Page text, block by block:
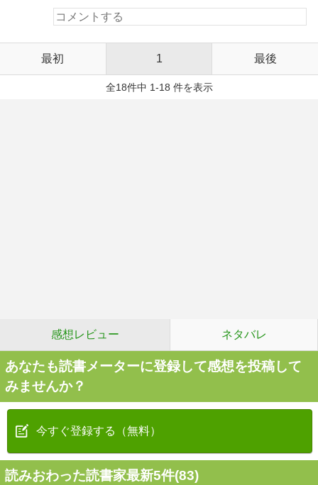
最初 1 最後
全18件中 1-18 件を表示
感想レビュー ネタバレ
あなたも読書メーターに登録して感想を投稿して
みませんか？
今すぐ登録する（無料）
読みおわった読書家最新5件(83)